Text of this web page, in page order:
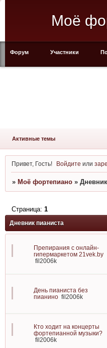
Моё
Форум Участники
Активные темы
Привет, Гость! Войдите или
» Моё фортепиано »
Дневник пианиста
Страница: 1
Препирания с онлайн-
гипермаркетом 21vek.by
fil2006k
День пианиста без
пианино fil2006k
Кто ходит на концерты
фортепианной музыки?
fil2006k